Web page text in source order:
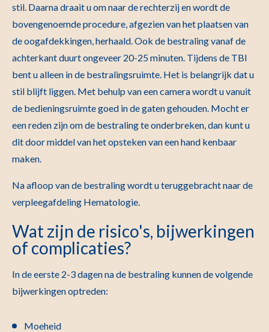
stil. Daarna draait u om naar de rechterzij en wordt de
bovengenoemde procedure, afgezien van het plaatsen van
de oogafdekkingen, herhaald. Ook de bestraling vanaf de
achterkant duurt ongeveer 20-25 minuten. Tijdens de TBI
bent u alleen in de bestralingsruimte. Het is belangrijk dat u
stil blijft liggen. Met behulp van een camera wordt u vanuit
de bedieningsruimte goed in de gaten gehouden. Mocht er
een reden zijn om de bestraling te onderbreken, dan kunt u
dit door middel van het opsteken van een hand kenbaar
maken.
Na afloop van de bestraling wordt u teruggebracht naar de
verpleegafdeling Hematologie.
Wat zijn de risico's, bijwerkingen
of complicaties?
In de eerste 2-3 dagen na de bestraling kunnen de volgende
bijwerkingen optreden:
Moeheid